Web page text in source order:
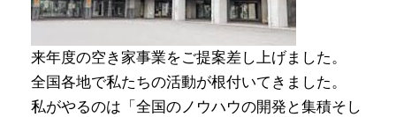
来年度の空き家事業をご提案差し上げました。
全国各地で私たちの活動が根付いてきました。
私がやるのは「全国のノウハウの開発と集積そし